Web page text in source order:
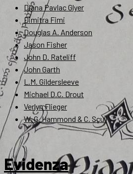
Diana Pavlac Glyer
Dimitra Fimi
Douglas A. Anderson
Jason Fisher
John D. Rateliff
John Garth
L.M. Gildersleeve
Michael D.C. Drout
Verlyn Flieger
W. G. Hammond & C. Scull
Evidenza